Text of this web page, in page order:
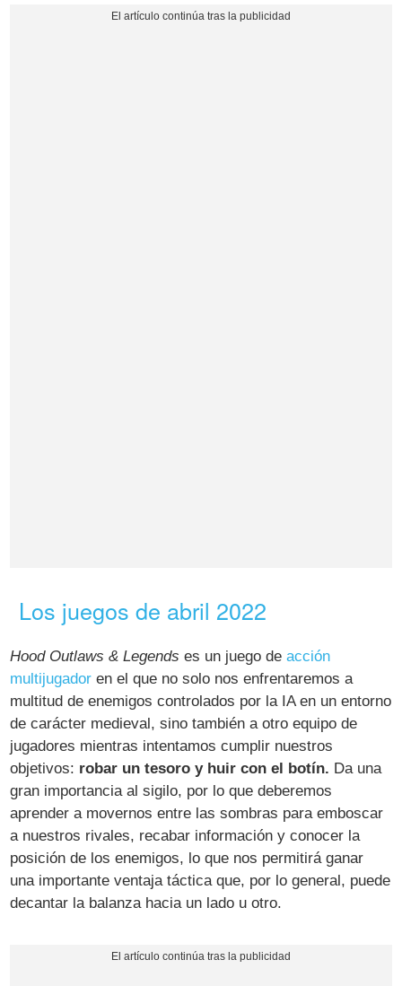
Los juegos de abril 2022
Hood Outlaws & Legends es un juego deacción
multijugador en el que no solo nos enfrentaremos a
multitud de enemigos controlados por la IA en un entorno
de carácter medieval, sino también a otro equipo de
jugadores mientras intentamos cumplir nuestros
objetivos: robar un tesoro y huir con el botín. Da una
gran importancia al sigilo, por lo que deberemos
aprender a movernos entre las sombras para emboscar
a nuestros rivales, recabar información y conocer la
posición de los enemigos, lo que nos permitirá ganar
una importante ventaja táctica que, por lo general, puede
decantar la balanza hacia un lado u otro.